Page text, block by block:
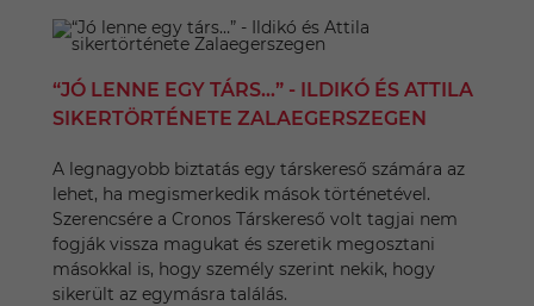
“JÓ LENNE EGY TÁRS…” - ILDIKÓ ÉS ATTILA
SIKERTÖRTÉNETE ZALAEGERSZEGEN
A legnagyobb biztatás egy társkereső számára az
lehet, ha megismerkedik mások történetével.
Szerencsére a Cronos Társkereső volt tagjai nem
fogják vissza magukat és szeretik megosztani
másokkal is, hogy személy szerint nekik, hogy
sikerült az egymásra találás.